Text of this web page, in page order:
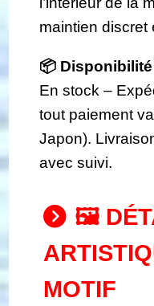
maintien discret
📦 Disponibilité
En stock –
tout paiement
Japon).
avec suivi.
🖼️
MOTIF